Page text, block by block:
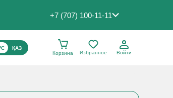
+7 (707) 100-11-11
ЯЗЫК САЙТА
ҚАЗ
Корзина
Избранное Войти